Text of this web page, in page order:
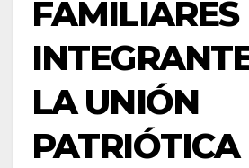
FAMILIARES
LA UNIÓN
PATRIÓTICA